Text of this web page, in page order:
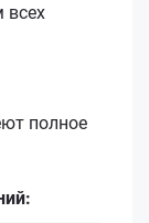
всех
полное